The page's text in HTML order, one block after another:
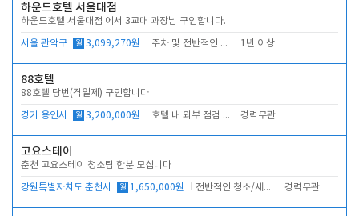
하운드호텔 서울대점
하운드호텔 서울대점 에서 3교대 과장님 구인합니다.
서울 관악구 월 3,099,270원 주차 및 전반적인 당번업무 1년 이상
88호텔
88호텔 당번(격일제) 구인합니다
경기 용인시 월 3,200,000원 호텔 내 외부 점검 및 프런트 운영 경력무관
고요스테이
춘천 고요스테이 청소팀 한분 모십니다
강원특별자치도 춘천시 월 1,650,000원 전반적인 청소/세탁업무 경력무관